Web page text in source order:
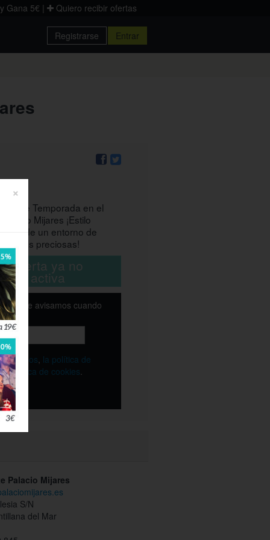
Gana 5€ | Quiero recibir ofertas
Registrarse Entrar
de Temporada en el
Mijares ¡Estilo
de un entorno de
vistas preciosas!
oferta ya no
está activa
y te avisamos cuando
términos, la política de
la política de cookies.
Palacio Mijares
S/N
del Mar
×